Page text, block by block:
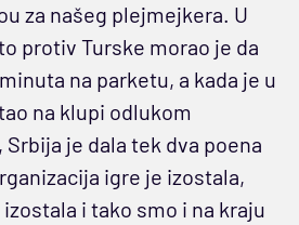
za našeg plejmejkera. U
protiv Turske morao je da
na parketu, a kada je u
na klupi odlukom
, Srbija je dala tek dva poena
igre je izostala,
i tako smo i na kraju